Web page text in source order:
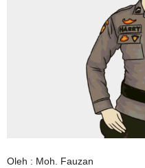
Oleh : Moh. Fauzan